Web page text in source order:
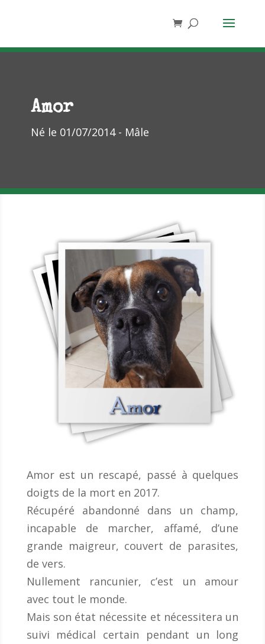
Amor
Né le 01/07/2014 - Mâle
Amor est un rescapé, passé à quelques
doigts de la mort en 2017.
Récupéré abandonné dans un champ,
incapable de marcher, affamé, d’une
grande maigreur, couvert de parasites,
de vers.
Nullement rancunier, c’est un amour
avec tout le monde.
Mais son état nécessite et nécessitera un
suivi médical certain pendant un long